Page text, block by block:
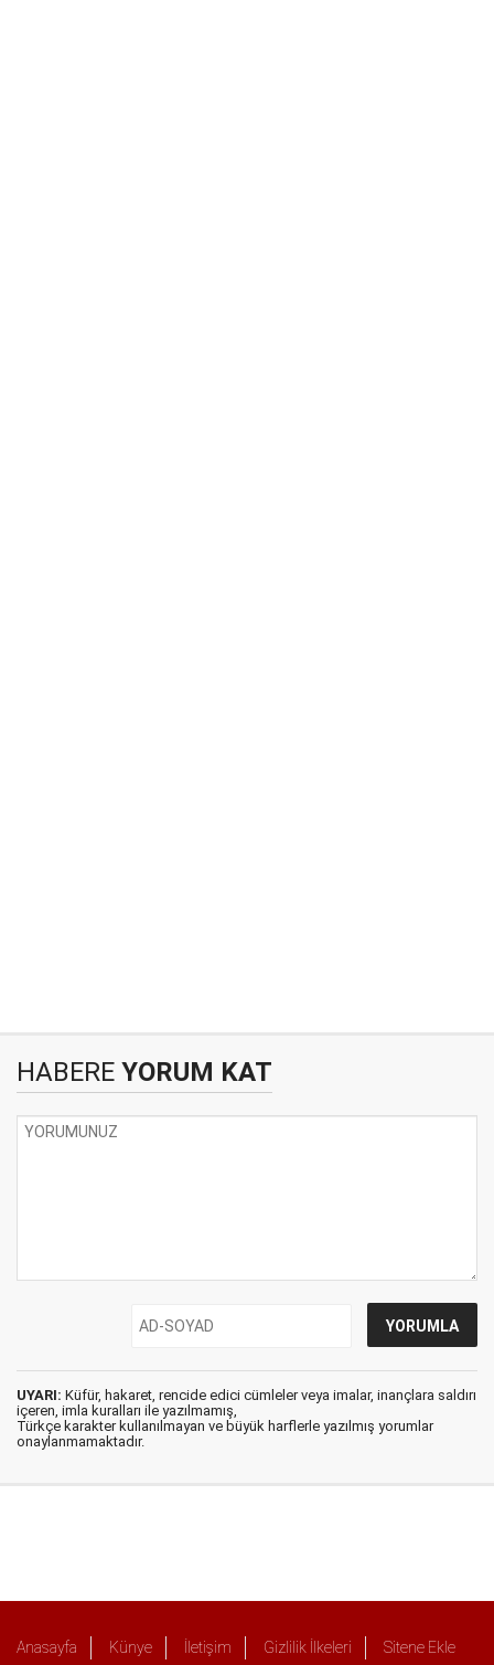
HABERE YORUM KAT
UYARI: Küfür, hakaret, rencide edici cümleler veya imalar, inançlara saldırı
içeren, imla kuralları ile yazılmamış,
Türkçe karakter kullanılmayan ve büyük harflerle yazılmış yorumlar
onaylanmamaktadır.
Anasayfa Künye İletişim Gizlilik İlkeleri Sitene Ekle